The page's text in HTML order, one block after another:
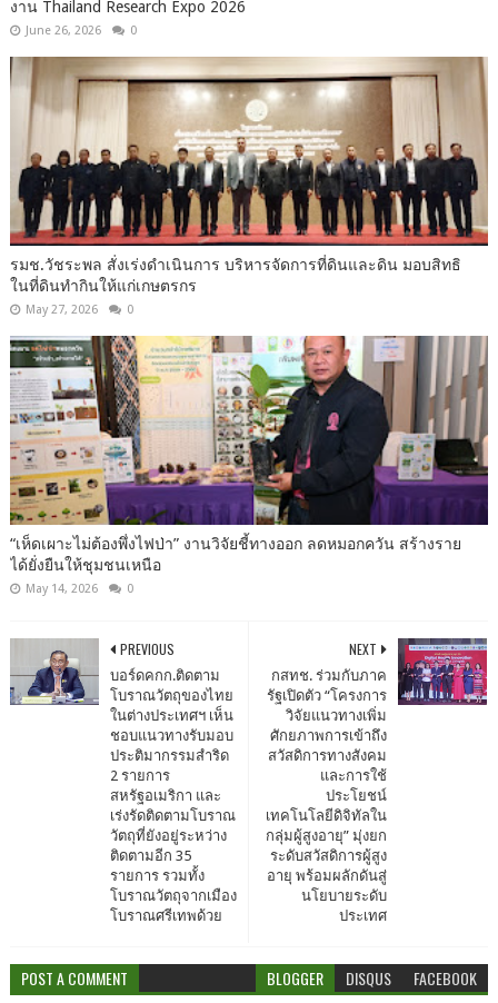
งาน Thailand Research Expo 2026
June 26, 2026 0
รมช.วัชระพล สั่งเร่งดำเนินการ บริหารจัดการที่ดินและดิน มอบสิทธิ
ในที่ดินทำกินให้แก่เกษตรกร
May 27, 2026 0
“เห็ดเผาะไม่ต้องพึ่งไฟป่า” งานวิจัยชี้ทางออก ลดหมอกควัน สร้างราย
ได้ยั่งยืนให้ชุมชนเหนือ
May 14, 2026 0
NEXT
กสทช. ร่วมกับภาค
รัฐเปิดตัว “โครงการ
วิจัยแนวทางเพิ่ม
ศักยภาพการเข้าถึง
สวัสดิการทางสังคม
และการใช้
ประโยชน์
เทคโนโลยีดิจิทัลใน
กลุ่มผู้สูงอายุ” มุ่งยก
ระดับสวัสดิการผู้สูง
อายุ พร้อมผลักดันสู่
นโยบายระดับ
ประเทศ
PREVIOUS
บอร์ดคกก.ติดตาม
โบราณวัตถุของไทย
ในต่างประเทศฯ เห็น
ชอบแนวทางรับมอบ
ประติมากรรมสำริด
2 รายการ
สหรัฐอเมริกา และ
เร่งรัดติดตามโบราณ
วัตถุที่ยังอยู่ระหว่าง
ติดตามอีก 35
รายการ รวมทั้ง
โบราณวัตถุจากเมือง
โบราณศรีเทพด้วย
POST A COMMENT BLOGGER DISQUS FACEBOOK